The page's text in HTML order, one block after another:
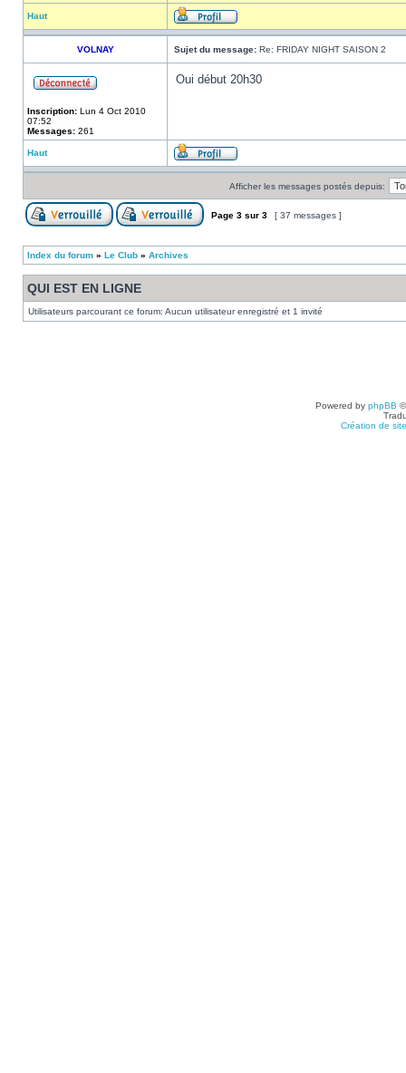
Haut
VOLNAY Sujet du message: Re: FRIDAY NIGHT SAISON 2
Inscription: Lun 4 Oct 2010
07:52
Messages: 261
Oui début 20h30
Haut
Afficher les messages postés depuis:
Page 3 sur 3 [ 37 messages ]
Index du forum » Le Club » Archives
QUI EST EN LIGNE
Utilisateurs parcourant ce forum: Aucun utilisateur enregistré et 1 invité
Powered by phpBB
Création de